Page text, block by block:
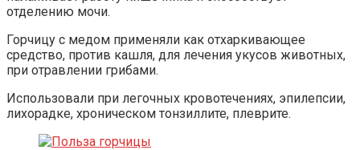
отделению мочи.
Горчицу с медом применяли как отхаркивающее
средство, против кашля, для лечения укусов животных,
при отравлении грибами.
Использовали при легочных кровотечениях, эпилепсии,
лихорадке, хроническом тонзиллите, плеврите.